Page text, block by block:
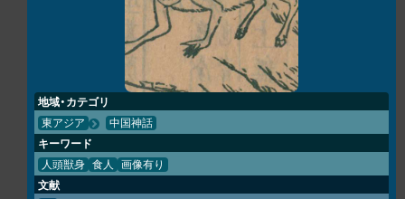
地域・カテゴリ
東アジア 中国神話
キーワード
人頭獣身 食人 画像有り
文献